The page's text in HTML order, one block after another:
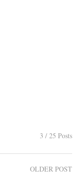
3 / 25 Posts
OLDER POST